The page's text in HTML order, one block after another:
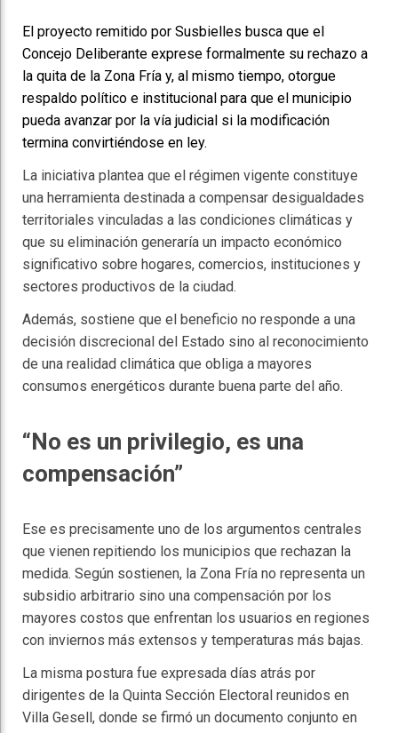
El proyecto remitido por Susbielles busca que el
Concejo Deliberante exprese formalmente su rechazo a
la quita de la Zona Fría y, al mismo tiempo, otorgue
respaldo político e institucional para que el municipio
pueda avanzar por la vía judicial si la modificación
termina convirtiéndose en ley.
La iniciativa plantea que el régimen vigente constituye
una herramienta destinada a compensar desigualdades
territoriales vinculadas a las condiciones climáticas y
que su eliminación generaría un impacto económico
significativo sobre hogares, comercios, instituciones y
sectores productivos de la ciudad.
Además, sostiene que el beneficio no responde a una
decisión discrecional del Estado sino al reconocimiento
de una realidad climática que obliga a mayores
consumos energéticos durante buena parte del año.
“No es un privilegio, es una
compensación”
Ese es precisamente uno de los argumentos centrales
que vienen repitiendo los municipios que rechazan la
medida. Según sostienen, la Zona Fría no representa un
subsidio arbitrario sino una compensación por los
mayores costos que enfrentan los usuarios en regiones
con inviernos más extensos y temperaturas más bajas.
La misma postura fue expresada días atrás por
dirigentes de la Quinta Sección Electoral reunidos en
Villa Gesell, donde se firmó un documento conjunto en